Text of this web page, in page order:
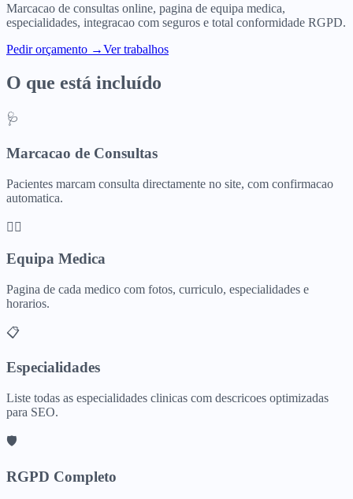
Marcacao de consultas online, pagina de equipa medica,
especialidades, integracao com seguros e total conformidade RGPD.
Pedir orçamento →Ver trabalhos
O que está incluído
🩺
Marcacao de Consultas
Pacientes marcam consulta directamente no site, com confirmacao
automatica.
👩‍⚕️
Equipa Medica
Pagina de cada medico com fotos, curriculo, especialidades e
horarios.
📋
Especialidades
Liste todas as especialidades clinicas com descricoes optimizadas
para SEO.
🛡️
RGPD Completo